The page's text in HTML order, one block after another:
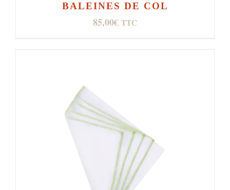
BALEINES DE COL
85,00€ TTC